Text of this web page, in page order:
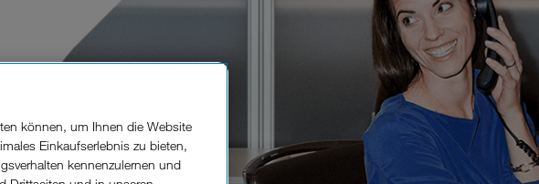
können, um Ihnen die Website
Einkaufserlebnis zu bieten,
kennenzulernen und